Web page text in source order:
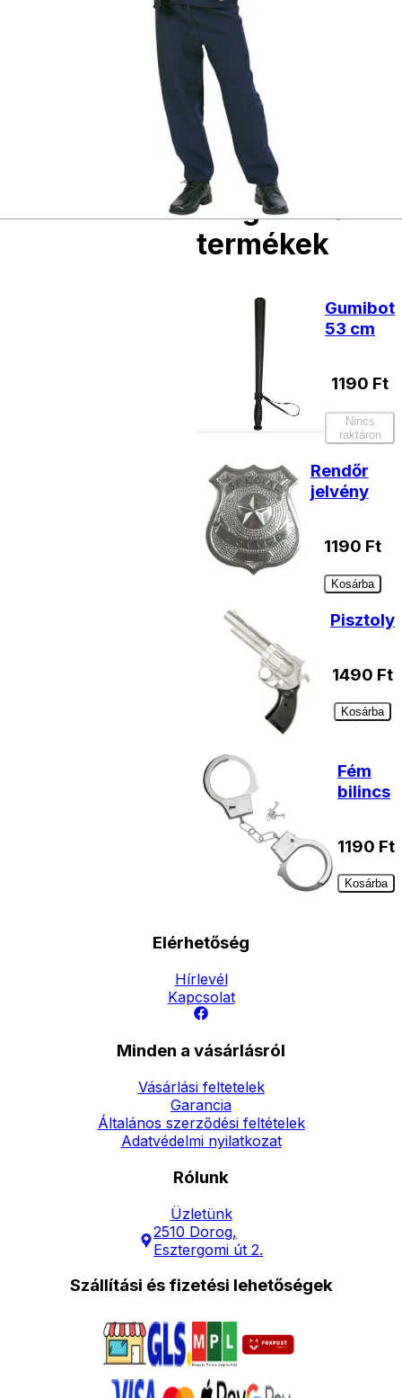
Ár
Szállítás:
- Csomagautomata: 1190
forinttól
- Házhozszállítás: 2190
forinttól
- Személyes átvétel:
ingyenesen
Kiegészítő
termékek
Gumibot
53 cm
1190 Ft
Nincs
raktáron
Rendőr
jelvény
1190 Ft
Kosárba
Pisztoly
1490 Ft
Kosárba
Fém
bilincs
1190 Ft
Kosárba
Elérhetőség
Hírlevél
Kapcsolat
Minden a vásárlásról
Vásárlási feltetelek
Garancia
Általános szerződési feltételek
Adatvédelmi nyilatkozat
Rólunk
Üzletünk
2510 Dorog,
Esztergomi út 2.
Szállítási és fizetési lehetőségek